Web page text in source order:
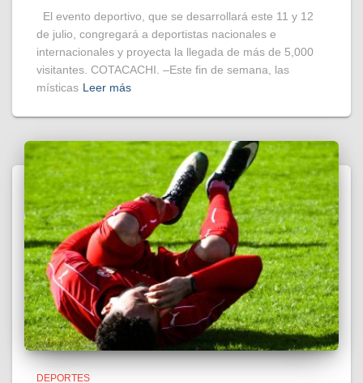
El evento deportivo, que se desarrollará este 11 y 12
de julio, congregará a deportistas nacionales e
internacionales y proyecta la llegada de más de 5,000
visitantes. COTACACHI. –Este fin de semana, las
místicas Leer más
DEPORTES